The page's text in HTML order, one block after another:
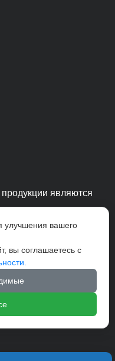
являются
вашего
вы соглашаетесь с